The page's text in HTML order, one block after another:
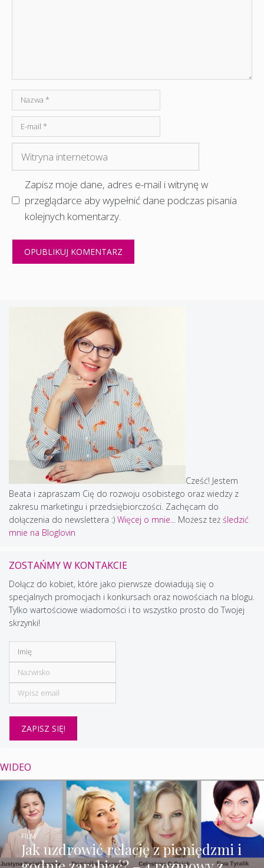
Nazwa
mail
internetowa
Zapisz moje dane, adres e-mail i witrynę w
przeglądarce aby wypełnić dane podczas pisania
kolejnych komentarzy.
Cześć! Jestem
Beata i zapraszam Cię do rozwoju osobistego oraz wiedzy z
zakresu marketingu i przedsiębiorczości. Zachęcam do
dołączenia do newslettera :) Więcej o mnie... Możesz też śledzić
mnie na Bloglovin
ZOSTAŃMY W KONTAKCIE
Dołącz do kobiet, które jako pierwsze dowiadują się o
specjalnych promocjach i konkursach oraz nowościach na blogu.
Tylko wartościowe wiadomości i to wszystko prosto do Twojej
skrzynki!
WIDEO
Jak uzdrowić relację z pieniędzmi i
FILM